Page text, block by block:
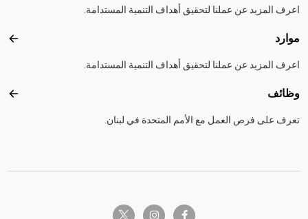
اعرف المزيد عن عملنا لتحقيق أهداف التنمية المستدامة.
موارد
اعرف المزيد عن عملنا لتحقيق أهداف التنمية المستدامة.
وظائف
تعرف على فرص العمل مع الأمم المتحدة في لبنان.
facebook-f
instagram
twitter-x